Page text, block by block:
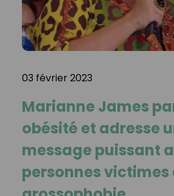
03 février 2023
Marianne James
obésité et adresse
message puissant
personnes victimes